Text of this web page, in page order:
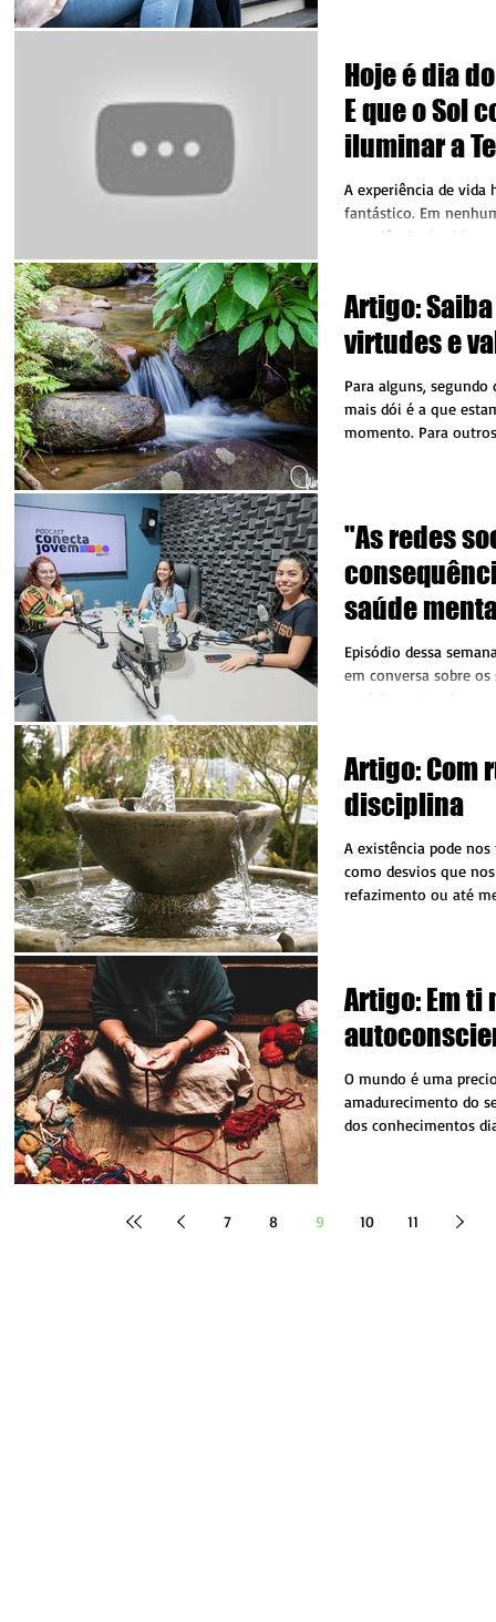
Hoje é dia
E que o Sol
iluminar a
A experiência de vida
fantástico. Em
experiência de vida
Artigo:
virtudes e
Para alguns,
mais dói é a que
momento. Para
"As redes
saúde
juventude"
alerta
Episódio dessa
em conversa sobre
e adolescentes
Artigo: Com
disciplina
A existência pode nos
como desvios que
refazimento ou até
Artigo: Em ti
O mundo é uma
amadurecimento do
dos conhecimentos
7 8 9 10 11